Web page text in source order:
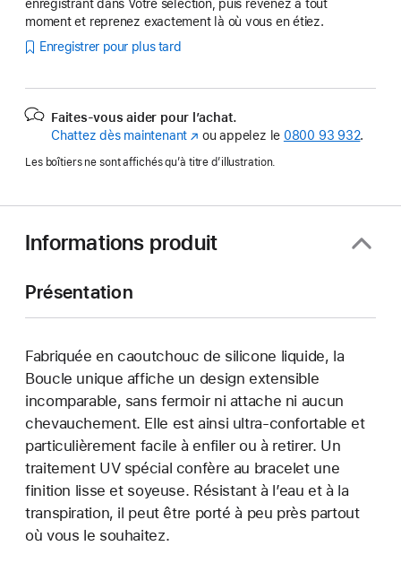
enregistrant dans Votre sélection, puis revenez à tout
moment et reprenez exactement là où vous en étiez.
Enregistrer pour plus tard
Faites-vous aider pour l’achat.
Chattez dès maintenant (s’ouvre
une
fenêtre)
ou appelez le 0800 93 932.
Les boîtiers ne sont affichés qu’à titre d’illustration.
Informations produit
Présentation
Fabriquée en caoutchouc de silicone liquide, la
Boucle unique affiche un design extensible
incomparable, sans fermoir ni attache ni aucun
chevauchement. Elle est ainsi ultra-confortable et
particulièrement facile à enfiler ou à retirer. Un
traitement UV spécial confère au bracelet une
finition lisse et soyeuse. Résistant à l’eau et à la
transpiration, il peut être porté à peu près partout
où vous le souhaitez.